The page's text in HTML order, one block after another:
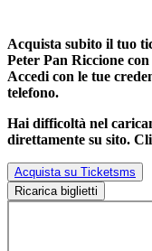
Acquista subito il tuo
Peter Pan Riccione
Accedi con le tue
telefono.
Hai difficoltà nel
direttamente su sito.
Acquista su Ticketsms
Ricarica biglietti